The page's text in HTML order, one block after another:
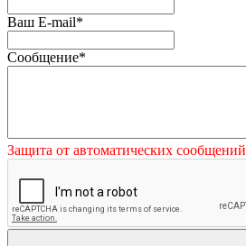
Ваш E-mail*
Сообщение*
Защита от автоматических сообщений